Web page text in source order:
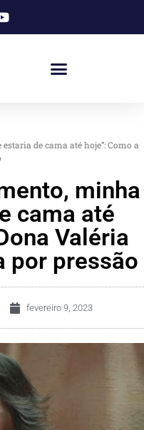
de cama até hoje”: Como a
minha
cama até
Valéria
por pressão
fevereiro 9, 2023